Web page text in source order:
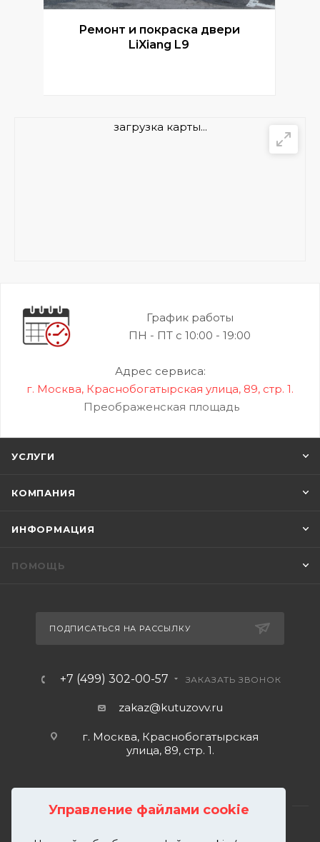
Управление файлами cookie
Ремонт и покраска двери
LiXiang L9
загрузка карты...
График работы
ПН - ПТ с 10:00 - 19:00
Адрес сервиса:
г. Москва, Краснобогатырская улица, 89, стр. 1.
Преображенская площадь
УСЛУГИ
КОМПАНИЯ
ИНФОРМАЦИЯ
ПОМОЩЬ
ПОДПИСАТЬСЯ НА РАССЫЛКУ
+7 (499) 302-00-57 ЗАКАЗАТЬ ЗВОНОК
zakaz@kutuzovv.ru
г. Москва, Краснобогатырская
улица, 89, стр. 1.